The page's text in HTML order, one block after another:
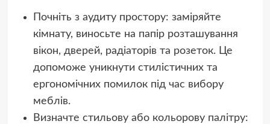
Почніть з аудиту простору: заміряйте
кімнату, виносьте на папір розташування
вікон, дверей, радіаторів та розеток. Це
допоможе уникнути стилістичних та
ергономічних помилок під час вибору
меблів.
Визначте стильову або кольорову палітру: